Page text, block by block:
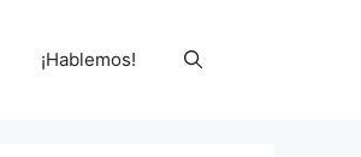
¡Hablemos!